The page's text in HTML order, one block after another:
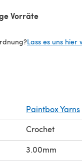
Vorräte
Lass es uns hier
Paintbox Yarns
Crochet
3.00mm